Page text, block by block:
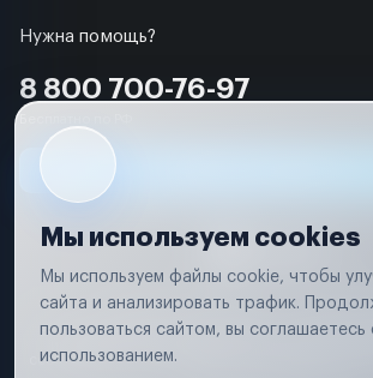
Нужна помощь?
8 800 700-76-97
Условия использования
Удаление
Вся информация, представленная на сайте,
соответствии с положениями статьи 437 (п. 2)
Мы используем cookies
Мы используем файлы cookie, чтобы
сайта и анализировать трафик.
пользоваться сайтом, вы соглашаетесь
использованием.